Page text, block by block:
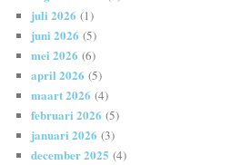
juli 2026 (1)
juni 2026 (5)
mei 2026 (6)
april 2026 (5)
maart 2026 (4)
februari 2026 (5)
januari 2026 (3)
december 2025 (4)